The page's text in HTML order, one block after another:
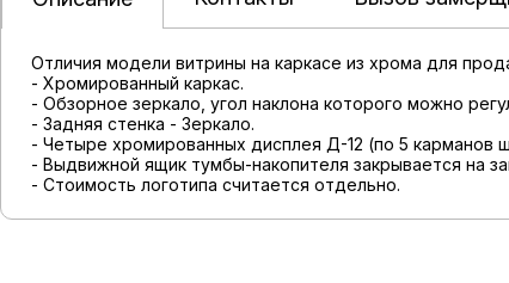
Отличия модели витрины на каркасе из хрома для
- Хромированный каркас.
- Обзорное зеркало, угол наклона которого можно
- Задняя стенка - Зеркало.
- Четыре хромированных дисплея Д-12 (по 5 карманов
- Выдвижной ящик тумбы-накопителя закрывается на
- Стоимость логотипа считается отдельно.